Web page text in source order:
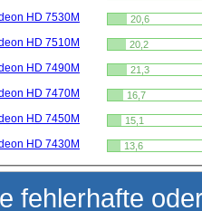
HD 7530M 20,6
HD 7510M 20,2
HD 7490M 21,3
HD 7470M 16,7
HD 7450M 15,1
HD 7430M 13,6
fehlerhafte